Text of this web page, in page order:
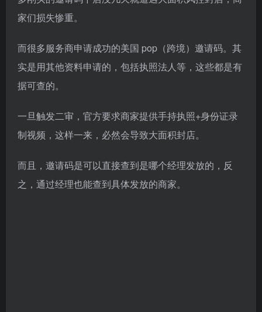
家们损失惨重。
而很多服务商申请成功的美国 pop（跨境）邀请码。其
实是用其他资料申请的，包括执照法人等，这些都是有
据可查的。
一旦触发二审，官方要求商家提供手持执照+身份证录
制视频，这样一来，必然会导致大面积封店。
而且，邀请码是可以直接查到是哪个经理发放的，反
之，通过经理也能查到具体发放的商家。